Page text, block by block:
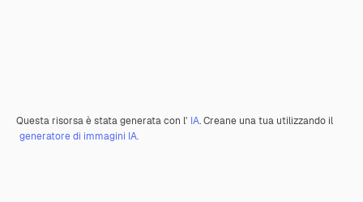
Questa risorsa è stata generata con l' IA. Creane una tua utilizzando il
generatore di immagini IA.